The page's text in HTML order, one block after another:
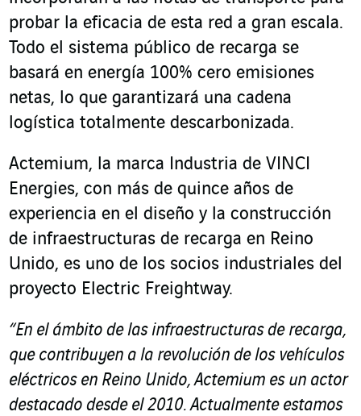
probar la eficacia de esta red a gran escala.
Todo el sistema público de recarga se
basará en energía 100% cero emisiones
netas, lo que garantizará una cadena
logística totalmente descarbonizada.
Actemium, la marca Industria de VINCI
Energies, con más de quince años de
experiencia en el diseño y la construcción
de infraestructuras de recarga en Reino
Unido, es uno de los socios industriales del
proyecto Electric Freightway.
“En el ámbito de las infraestructuras de recarga,
que contribuyen a la revolución de los vehículos
eléctricos en Reino Unido, Actemium es un actor
destacado desde el 2010. Actualmente estamos